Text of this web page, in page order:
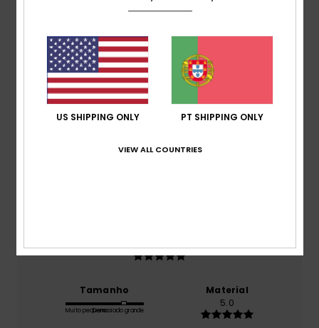
Pontuação média
5.0/5
baseado em1 avaliações verificadas
Fevereiro 2026
Tamanho
Muito pequenoDemasiado grande
Material
5.0
US SHIPPING ONLY PT SHIPPING ONLY
VIEW ALL COUNTRIES